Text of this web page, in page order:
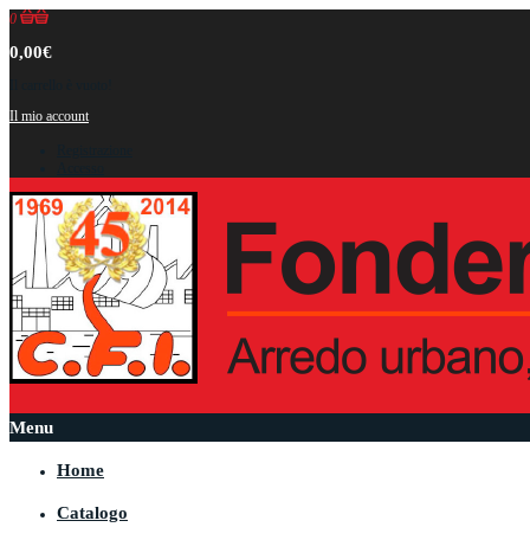
0
0,00€
Il mio account
Menu
Home
Catalogo